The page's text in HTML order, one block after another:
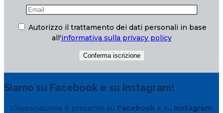
Autorizzo il trattamento dei dati personali in base
all'informativa sulla privacy policy
Siamo su Facebook e su Instagram!
L’Associazione è presente su Facebook e su Instagram: